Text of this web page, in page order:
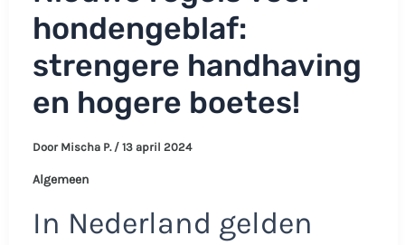
hondengeblaf:
strengere handhaving
en hogere boetes!
Door Mischa P. / 13 april 2024
Algemeen
In Nederland gelden